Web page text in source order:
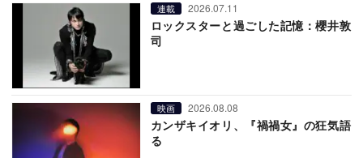
連載 2026.07.11
ロックスターと過ごした記憶：櫻井敦
司
映画 2026.08.08
カンザキイオリ、『禍禍女』の狂気語
る